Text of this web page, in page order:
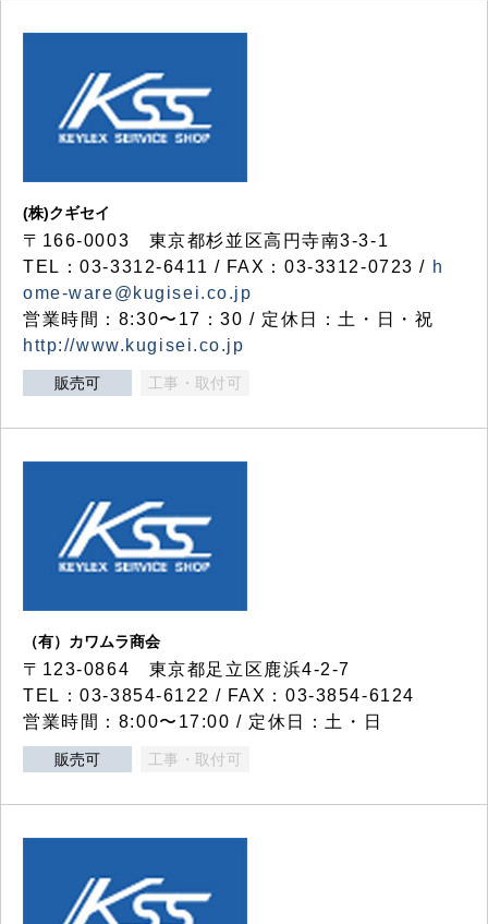
(株)クギセイ
〒166-0003 東京都杉並区高円寺南3-3-1
TEL：03-3312-6411 / FAX：03-3312-0723 / h
ome-ware@kugisei.co.jp
営業時間：8:30〜17：30 / 定休日：土・日・祝
http://www.kugisei.co.jp
販売可 工事・取付可
（有）カワムラ商会
〒123-0864 東京都足立区鹿浜4-2-7
TEL：03-3854-6122 / FAX：03-3854-6124
営業時間：8:00〜17:00 / 定休日：土・日
販売可 工事・取付可